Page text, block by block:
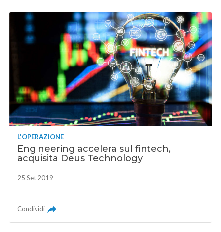
L'OPERAZIONE
Engineering accelera sul fintech,
acquisita Deus Technology
25 Set 2019
Condividi